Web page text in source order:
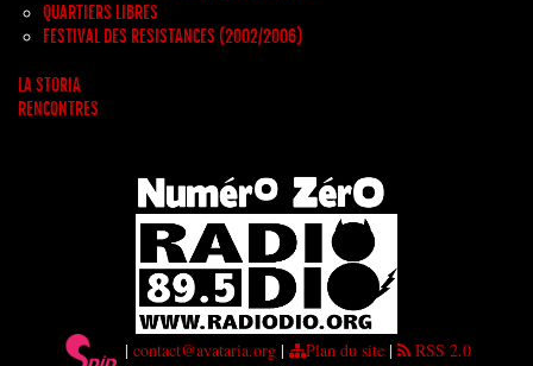
QUARTIERS LIBRES
FESTIVAL DES RESISTANCES (2002/2006)
LA STORIA
RENCONTRES
| contact@avataria.org| Plan du site| RSS 2.0